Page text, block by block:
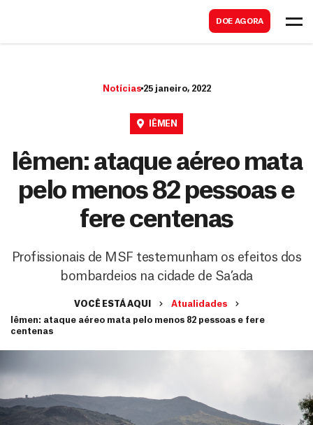
DOE AGORA
r
Notícias 25 janeiro, 2022
IÊMEN
Iêmen: ataque aéreo mata
pelo menos 82 pessoas e
fere centenas
Profissionais de MSF testemunham os efeitos dos
bombardeios na cidade de Sa’ada
VOCÊ ESTÁ AQUI
Atualidades
Iêmen: ataque aéreo mata pelo menos 82 pessoas e fere
centenas
a
r